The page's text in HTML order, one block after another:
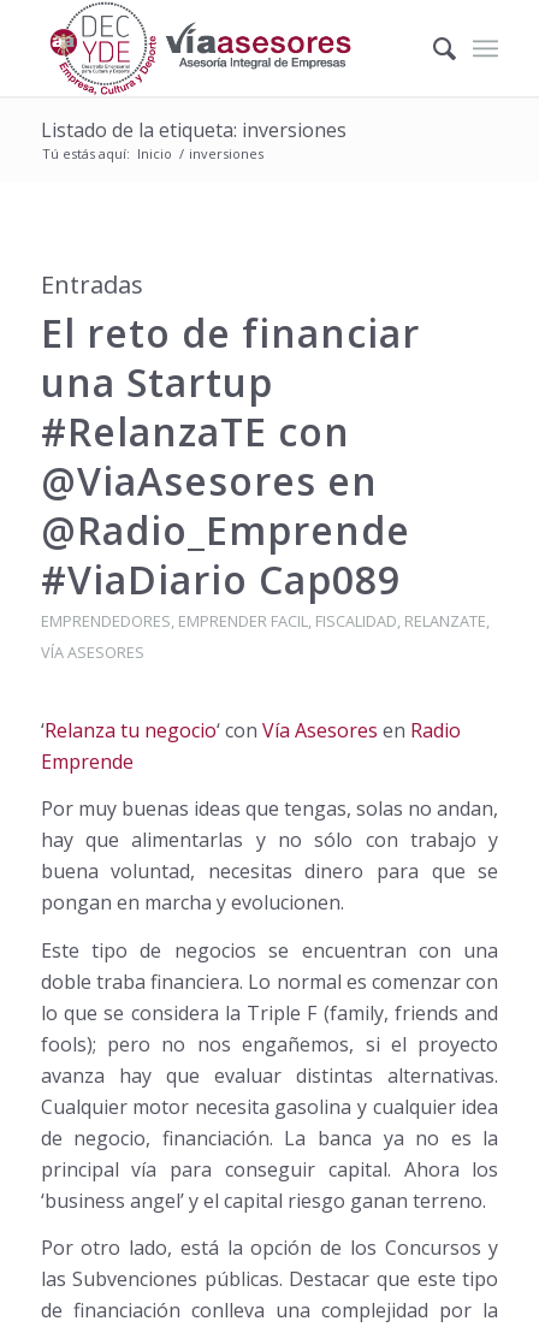
Listado de la etiqueta: inversiones
Tú estás aquí: Inicio / inversiones
Entradas
El reto de financiar
una Startup
‪#‎RelanzaTE‬ con
@ViaAsesores en
@Radio_Emprende
#ViaDiario Cap089
EMPRENDEDORES, EMPRENDER FACIL, FISCALIDAD, RELANZATE,
VÍA ASESORES
‘Relanza tu negocio‘ con Vía Asesores en Radio
Emprende
Por muy buenas ideas que tengas, solas no andan,
hay que alimentarlas y no sólo con trabajo y
buena voluntad, necesitas dinero para que se
pongan en marcha y evolucionen.
Este tipo de negocios se encuentran con una
doble traba financiera. Lo normal es comenzar con
lo que se considera la Triple F (family, friends and
fools); pero no nos engañemos, si el proyecto
avanza hay que evaluar distintas alternativas.
Cualquier motor necesita gasolina y cualquier idea
de negocio, financiación. La banca ya no es la
principal vía para conseguir capital. Ahora los
‘business angel’ y el capital riesgo ganan terreno.
Por otro lado, está la opción de los Concursos y
las Subvenciones públicas. Destacar que este tipo
de financiación conlleva una complejidad por la